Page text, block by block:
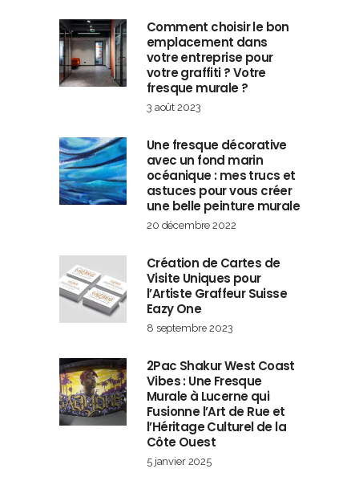
Comment choisir le bon
emplacement dans
votre entreprise pour
votre graffiti ? Votre
fresque murale ?
3 août 2023
Une fresque décorative
avec un fond marin
océanique : mes trucs et
astuces pour vous créer
une belle peinture murale
20 décembre 2022
Création de Cartes de
Visite Uniques pour
l’Artiste Graffeur Suisse
Eazy One
8 septembre 2023
2Pac Shakur West Coast
Vibes : Une Fresque
Murale à Lucerne qui
Fusionne l’Art de Rue et
l’Héritage Culturel de la
Côte Ouest
5 janvier 2025